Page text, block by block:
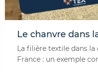
Le chanvre dans
La filière textile dans la
France : un exemple